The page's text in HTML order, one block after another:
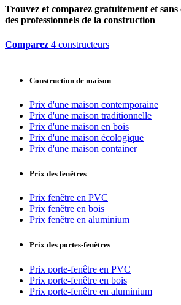
Trouvez et comparez gratuitement et sans
des professionnels de la construction
Comparez 4 constructeurs
Construction de maison
Prix d'une maison contemporaine
Prix d'une maison traditionnelle
Prix d'une maison en bois
Prix d'une maison écologique
Prix d'une maison container
Prix des fenêtres
Prix fenêtre en PVC
Prix fenêtre en bois
Prix fenêtre en aluminium
Prix des portes-fenêtres
Prix porte-fenêtre en PVC
Prix porte-fenêtre en bois
Prix porte-fenêtre en aluminium